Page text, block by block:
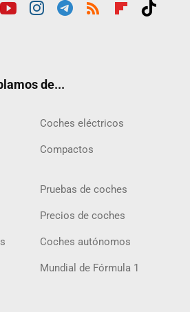
de...
Coches eléctricos
Compactos
Pruebas de coches
Precios de coches
Coches autónomos
Mundial de Fórmula 1